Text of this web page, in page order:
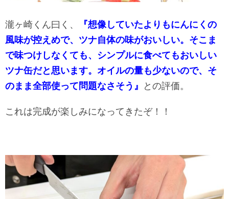
瀧ヶ崎くん曰く、
『想像していたよりもにんにくの
風味が控えめで、ツナ自体の味がおいしい。そこま
で味つけしなくても、シンプルに食べてもおいしい
ツナ缶だと思います。オイルの量も少ないので、そ
のまま全部使って問題なさそう』
との評価。
これは完成が楽しみになってきたぞ！！